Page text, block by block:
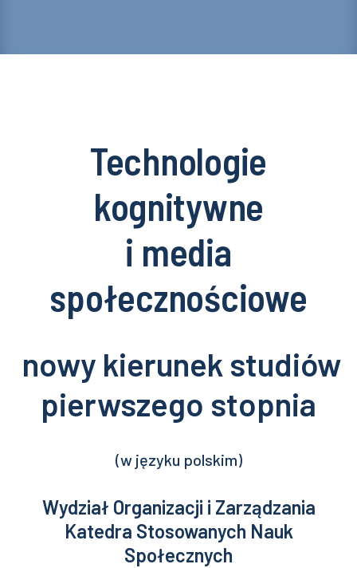
Technologie
kognitywne
i media
społecznościowe
nowy kierunek studiów
pierwszego stopnia
(w języku polskim)
Wydział Organizacji i Zarządzania
Katedra Stosowanych Nauk
Społecznych